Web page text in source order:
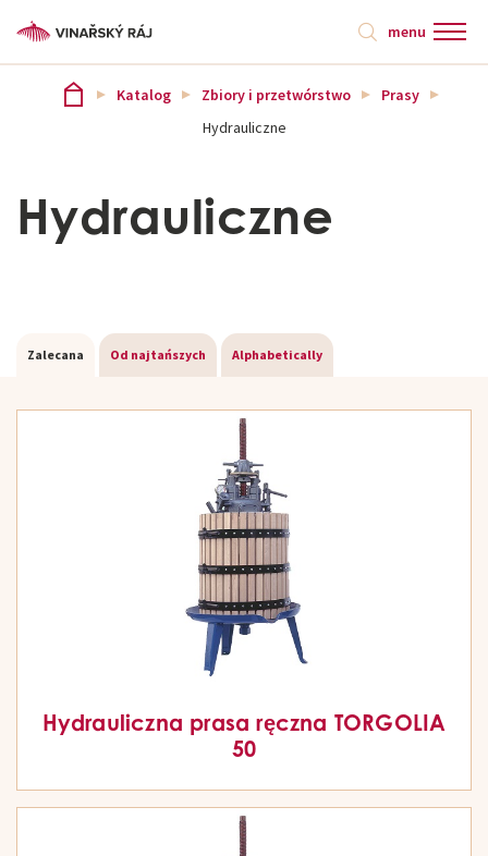
menu
Katalog Zbiory i przetwórstwo
Prasy
Hydrauliczne
Hydrauliczne
Zalecana Od najtańszych Alphabetically
Hydrauliczna prasa ręczna TORGOLIA
50